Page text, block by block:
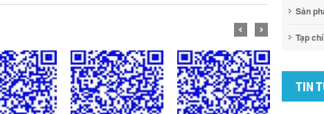
Sản
Tạp chí
TIN